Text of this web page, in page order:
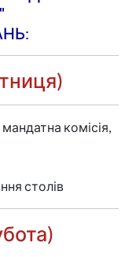
комісія,
столів